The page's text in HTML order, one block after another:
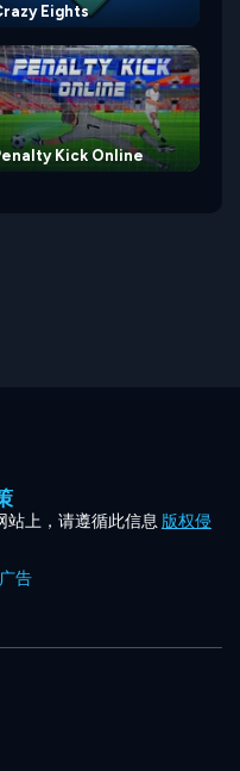
Eights
Kick Online
站上，请遵循此信息版权侵
告